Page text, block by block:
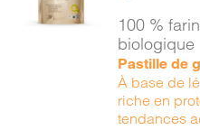
/
100 %
biologique
Pastille de
À base de
riche en
tendances